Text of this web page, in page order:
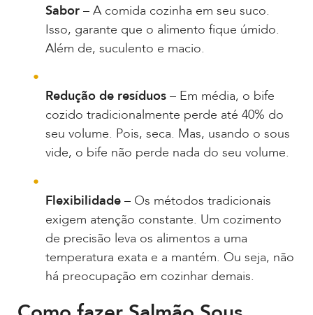
Sabor – A comida cozinha em seu suco.
Isso, garante que o alimento fique úmido.
Além de, suculento e macio.
Redução de resíduos – Em média, o bife
cozido tradicionalmente perde até 40% do
seu volume. Pois, seca. Mas, usando o sous
vide, o bife não perde nada do seu volume.
Flexibilidade – Os métodos tradicionais
exigem atenção constante. Um cozimento
de precisão leva os alimentos a uma
temperatura exata e a mantém. Ou seja, não
há preocupação em cozinhar demais.